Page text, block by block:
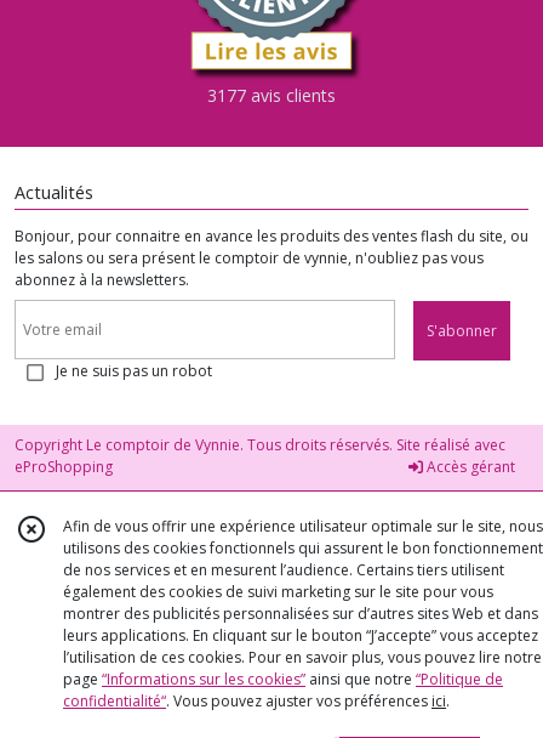
3177 avis clients
Actualités
Bonjour, pour connaitre en avance les produits des ventes flash du site, ou
les salons ou sera présent le comptoir de vynnie, n'oubliez pas vous
abonnez à la newsletters.
S'abonner
Je ne suis pas un robot
Copyright Le comptoir de Vynnie. Tous droits réservés. Site réalisé avec
eProShopping
Accès gérant
Afin de vous offrir une expérience utilisateur optimale sur le site, nous
utilisons des cookies fonctionnels qui assurent le bon fonctionnement
de nos services et en mesurent l’audience. Certains tiers utilisent
également des cookies de suivi marketing sur le site pour vous
montrer des publicités personnalisées sur d’autres sites Web et dans
leurs applications. En cliquant sur le bouton “J’accepte” vous acceptez
l’utilisation de ces cookies. Pour en savoir plus, vous pouvez lire notre
page “Informations sur les cookies” ainsi que notre “Politique de
confidentialité“. Vous pouvez ajuster vos préférences ici.